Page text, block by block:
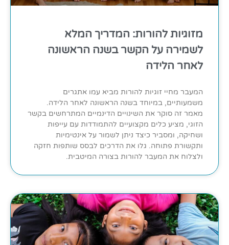
מזוגיות להורות: המדריך המלא
לשמירה על הקשר בשנה הראשונה
לאחר הלידה
המעבר מחיי זוגיות להורות מביא עמו אתגרים
משמעותיים, במיוחד בשנה הראשונה לאחר הלידה.
מאמר זה סוקר את השינויים הדינמיים המתרחשים בקשר
הזוגי, מציע כלים מקצועיים להתמודדות עם עייפות
ושחיקה, ומסביר כיצד ניתן לשמור על אינטימיות
ותקשורת פתוחה. גלו את הדרכים לבסס שותפות חזקה
ולצלוח את המעבר להורות בצורה המיטבית.